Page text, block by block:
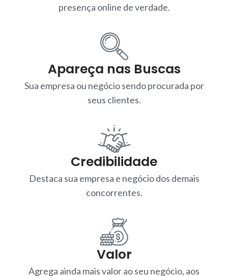
presença online de verdade.
Apareça nas Buscas
Sua empresa ou negócio sendo procurada por
seus clientes.
Credibilidade
Destaca sua empresa e negócio dos demais
concorrentes.
Valor
Agrega ainda mais valor ao seu negócio, aos